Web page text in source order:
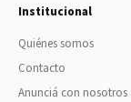
Institucional
Quiénes somos
Contacto
Anunciá con nosotros